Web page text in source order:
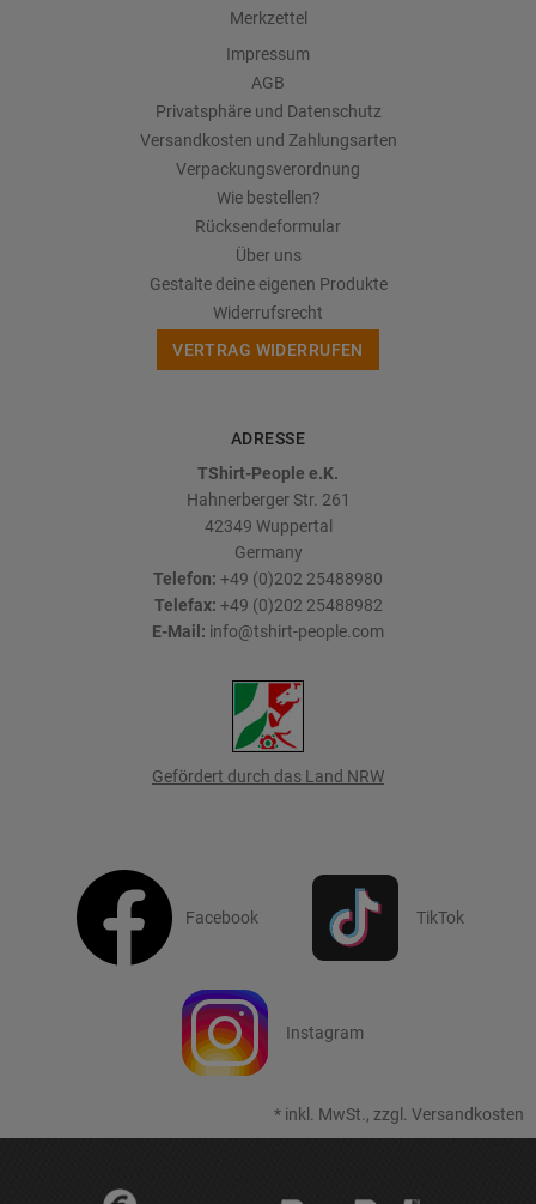
Merkzettel
Impressum
AGB
Privatsphäre und Datenschutz
Versandkosten und Zahlungsarten
Verpackungsverordnung
Wie bestellen?
Rücksendeformular
Über uns
Gestalte deine eigenen Produkte
Widerrufsrecht
VERTRAG WIDERRUFEN
ADRESSE
TShirt-People e.K.
Hahnerberger Str. 261
42349 Wuppertal
Germany
Telefon: +49 (0)202 25488980
Telefax: +49 (0)202 25488982
E-Mail: info@tshirt-people.com
Gefördert durch das Land NRW
Facebook TikTok
Instagram
* inkl. MwSt., zzgl. Versandkosten